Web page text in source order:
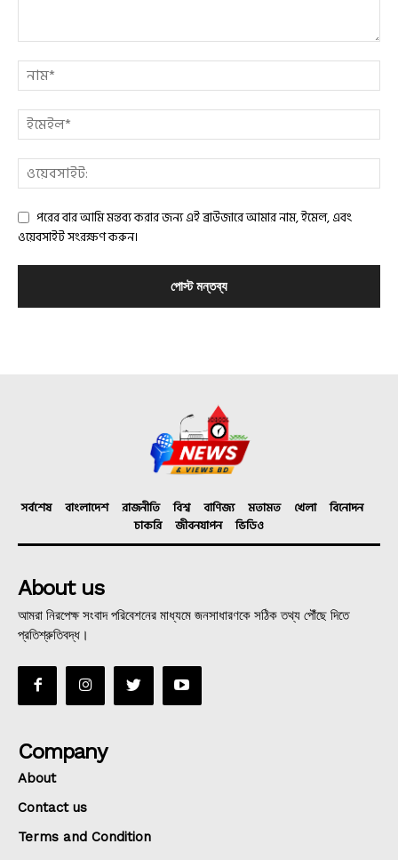
পরের বার আমি মন্তব্য করার জন্য এই ব্রাউজারে আমার নাম, ইমেল, এবং
ওয়েবসাইট সংরক্ষণ করুন।
সর্বশেষ বাংলাদেশ রাজনীতি বিশ্ব বাণিজ্য মতামত খেলা
বিনোদন
চাকরি
জীবনযাপন ভিডিও
About us
আমরা নিরপেক্ষ সংবাদ পরিবেশনের মাধ্যমে জনসাধারণকে সঠিক তথ্য পৌঁছে দিতে
প্রতিশ্রুতিবদ্ধ।
Company
About
Contact us
Terms and Condition